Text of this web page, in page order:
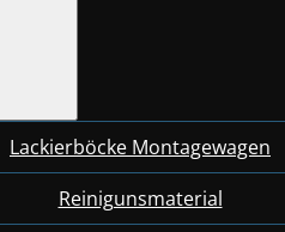
Lackierböcke Montagewagen
Reinigunsmaterial